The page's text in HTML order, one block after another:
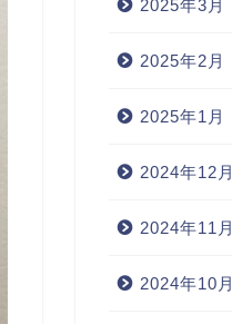
2025年3月
2025年2月
2025年1月
2024年12月
2024年11月
2024年10月